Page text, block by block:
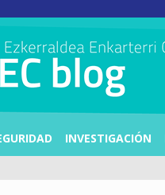
INVESTIGACIÓN